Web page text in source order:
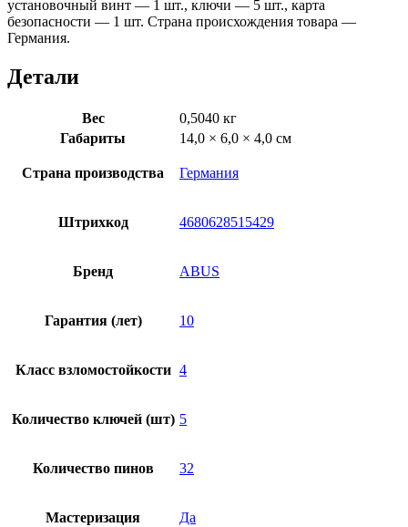
установочный винт — 1 шт., ключи — 5 шт., карта
безопасности — 1 шт. Страна происхождения товара —
Германия.
Детали
Вес
0,5040 кг
Габариты
14,0 × 6,0 × 4,0 см
Страна производства Германия
Штрихкод 4680628515429
Бренд ABUS
Гарантия (лет) 10
Класс взломостойкости 4
Количество ключей (шт) 5
Количество пинов 32
Мастеризация Да